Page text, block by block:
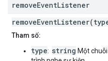
removeEventListener
Tham số:
type: string Một